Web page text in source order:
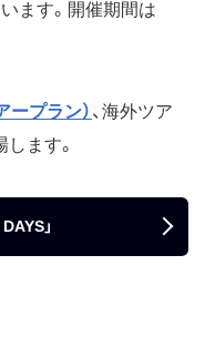
ント付与など
内ツアー：最大1万5000円オ
外ツアー：最大5万円オフク
以上の旅行で最大2500ポイ
付与など
ます。開催期間は
ープラン） 、海外ツア
ます。
」